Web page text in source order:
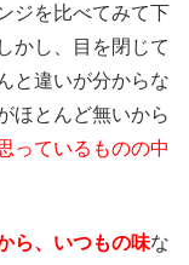
ジを比べてみて下
かし、目を閉じて
と違いが分からな
ほとんど無いから
っているものの中
ら、いつもの味な